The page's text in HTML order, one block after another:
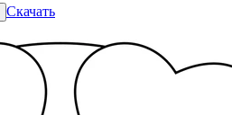
Скачать